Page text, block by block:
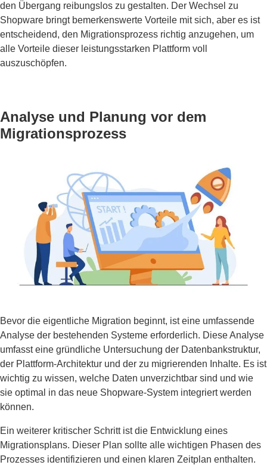
den Übergang reibungslos zu gestalten. Der Wechsel zu
Shopware bringt bemerkenswerte Vorteile mit sich, aber es ist
entscheidend, den Migrationsprozess richtig anzugehen, um
alle Vorteile dieser leistungsstarken Plattform voll
auszuschöpfen.
Analyse und Planung vor dem
Migrationsprozess
Bevor die eigentliche Migration beginnt, ist eine umfassende
Analyse der bestehenden Systeme erforderlich. Diese Analyse
umfasst eine gründliche Untersuchung der Datenbankstruktur,
der Plattform-Architektur und der zu migrierenden Inhalte. Es ist
wichtig zu wissen, welche Daten unverzichtbar sind und wie
sie optimal in das neue Shopware-System integriert werden
können.
Ein weiterer kritischer Schritt ist die Entwicklung eines
Migrationsplans. Dieser Plan sollte alle wichtigen Phasen des
Prozesses identifizieren und einen klaren Zeitplan enthalten.